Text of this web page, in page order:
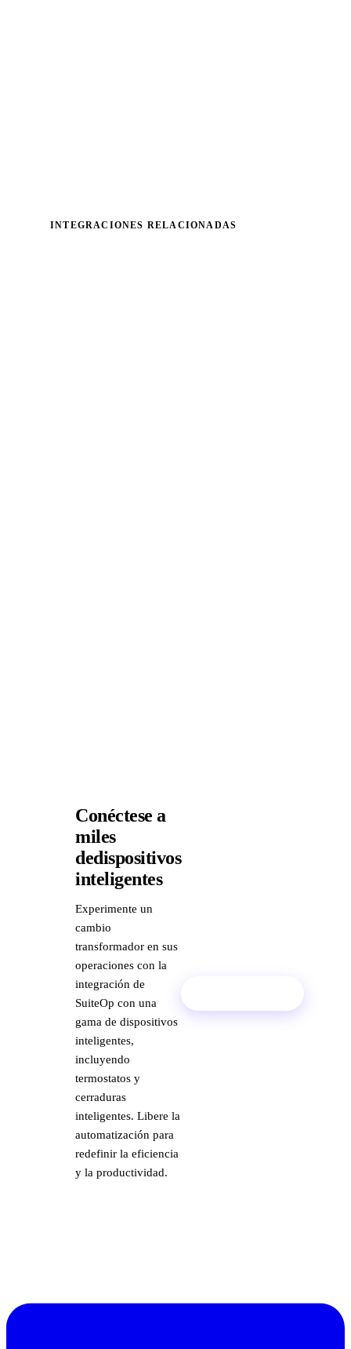
INTEGRACIONES RELACIONADAS
Conéctese a
miles
dedispositivos
inteligentes
Experimente un
cambio
transformador en sus
operaciones con la
integración de
SuiteOp con una
gama de dispositivos
inteligentes,
incluyendo
termostatos y
cerraduras
inteligentes. Libere la
automatización para
redefinir la eficiencia
y la productividad.